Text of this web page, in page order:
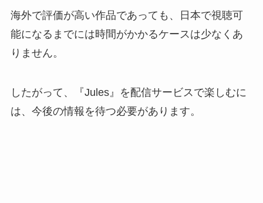
海外で評価が高い作品であっても、日本で視聴可
能になるまでには時間がかかるケースは少なくあ
りません。
したがって、『Jules』を配信サービスで楽しむに
は、今後の情報を待つ必要があります。